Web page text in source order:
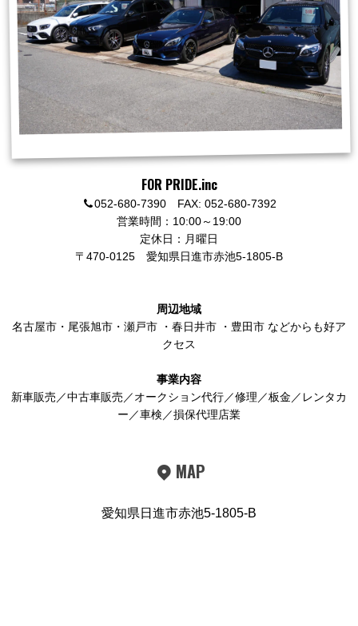
FOR PRIDE.inc
052-680-7390 FAX: 052-680-7392
営業時間：10:00～19:00
定休日：月曜日
〒470-0125 愛知県日進市赤池5-1805-B
周辺地域
名古屋市 ・ 尾張旭市 ・ 瀬戸市 ・ 春日井市 ・ 豊田市 などからも好ア
クセス
事業内容
新車販売／中古車販売／オークション代行／修理／板金／レンタカ
ー／車検／損保代理店業
MAP
愛知県日進市赤池5-1805-B